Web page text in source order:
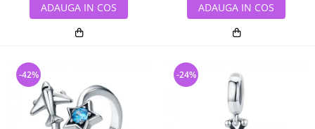
ADAUGA IN COS ADAUGA IN COS
-42% -24%